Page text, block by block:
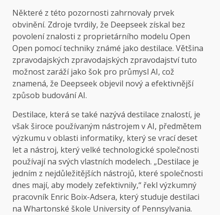
Některé z této pozornosti zahrnovaly prvek
obvinění. Zdroje tvrdily, že Deepseek získal bez
povolení znalosti z proprietárního modelu Open
Open pomocí techniky známé jako destilace. Většina
zpravodajských zpravodajských zpravodajství tuto
možnost zaráží jako šok pro průmysl AI, což
znamená, že Deepseek objevil nový a efektivnější
způsob budování AI.
Destilace, která se také nazývá destilace znalostí, je
však široce používaným nástrojem v AI, předmětem
výzkumu v oblasti informatiky, který se vrací deset
let a nástroj, který velké technologické společnosti
používají na svých vlastních modelech. „Destilace je
jedním z nejdůležitějších nástrojů, které společnosti
dnes mají, aby modely zefektivnily,“ řekl výzkumný
pracovník Enric Boix-Adsera, který studuje destilaci
na Whartonské škole University of Pennsylvania.